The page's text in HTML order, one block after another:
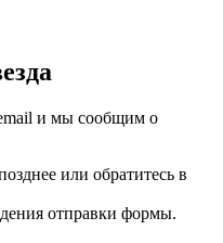
и мы сообщим о
или обратитесь в
отправки формы.